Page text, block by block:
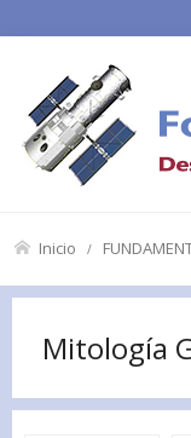
Inicio
Mitología